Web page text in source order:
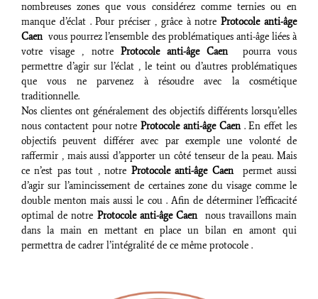
nombreuses zones que vous considérez comme ternies ou en
manque d’éclat . Pour préciser , grâce à notreProtocole anti-âge
Caenvous pourrez l’ensemble des problématiques anti-âge liées à
votre visage , notre Protocole anti-âge Caenpourra vous
permettre d’agir sur l’éclat , le teint ou d’autres problématiques
que vous ne parvenez à résoudre avec la cosmétique
traditionnelle.
Nos clientes ont généralement des objectifs différents lorsqu’elles
nous contactent pour notreProtocole anti-âge Caen. En effet les
objectifs peuvent différer avec par exemple une volonté de
raffermir , mais aussi d’apporter un côté tenseur de la peau. Mais
ce n’est pas tout , notre Protocole anti-âge Caenpermet aussi
d’agir sur l’amincissement de certaines zone du visage comme le
double menton mais aussi le cou . Afin de déterminer l’efficacité
optimal de notre Protocole anti-âge Caennous travaillons main
dans la main en mettant en place un bilan en amont qui
permettra de cadrer l’intégralité de ce même protocole .